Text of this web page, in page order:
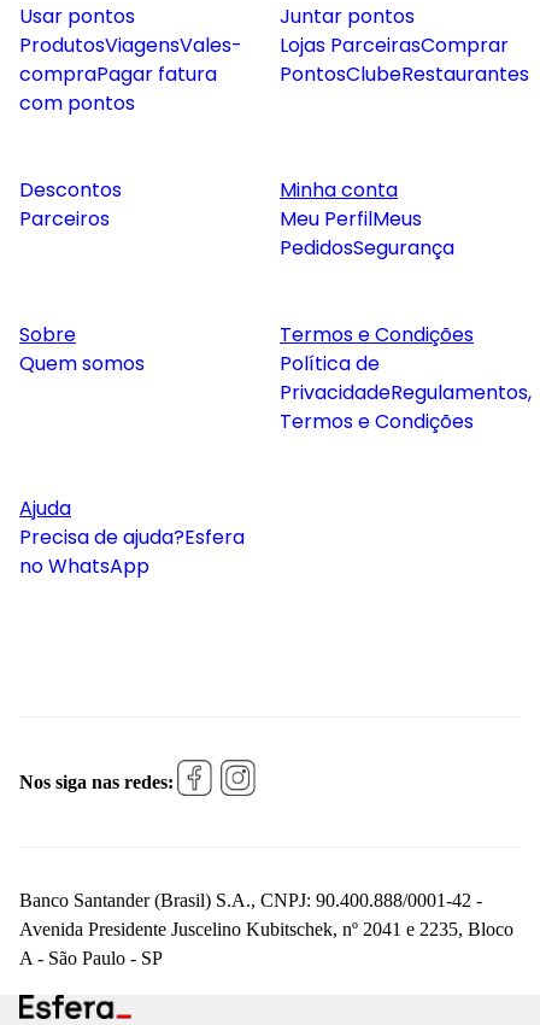
Usar pontos
ProdutosViagensVales-
compraPagar fatura
com pontos
Juntar pontos
Lojas ParceirasComprar
PontosClubeRestaurantes
Descontos
Parceiros
Minha conta
Meu PerfilMeus
PedidosSegurança
Sobre
Quem somos
Termos e Condições
Política de
PrivacidadeRegulamentos,
Termos e Condições
Ajuda
Precisa de ajuda?Esfera
no WhatsApp
Nos siga nas redes:
Banco Santander (Brasil) S.A., CNPJ: 90.400.888/0001-42 -
Avenida Presidente Juscelino Kubitschek, nº 2041 e 2235, Bloco
A - São Paulo - SP